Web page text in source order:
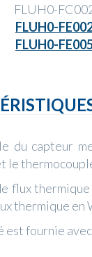
FLUH0-
FLUH0-
FLUH0-
du capteur
le
flux
thermique en
est fournie